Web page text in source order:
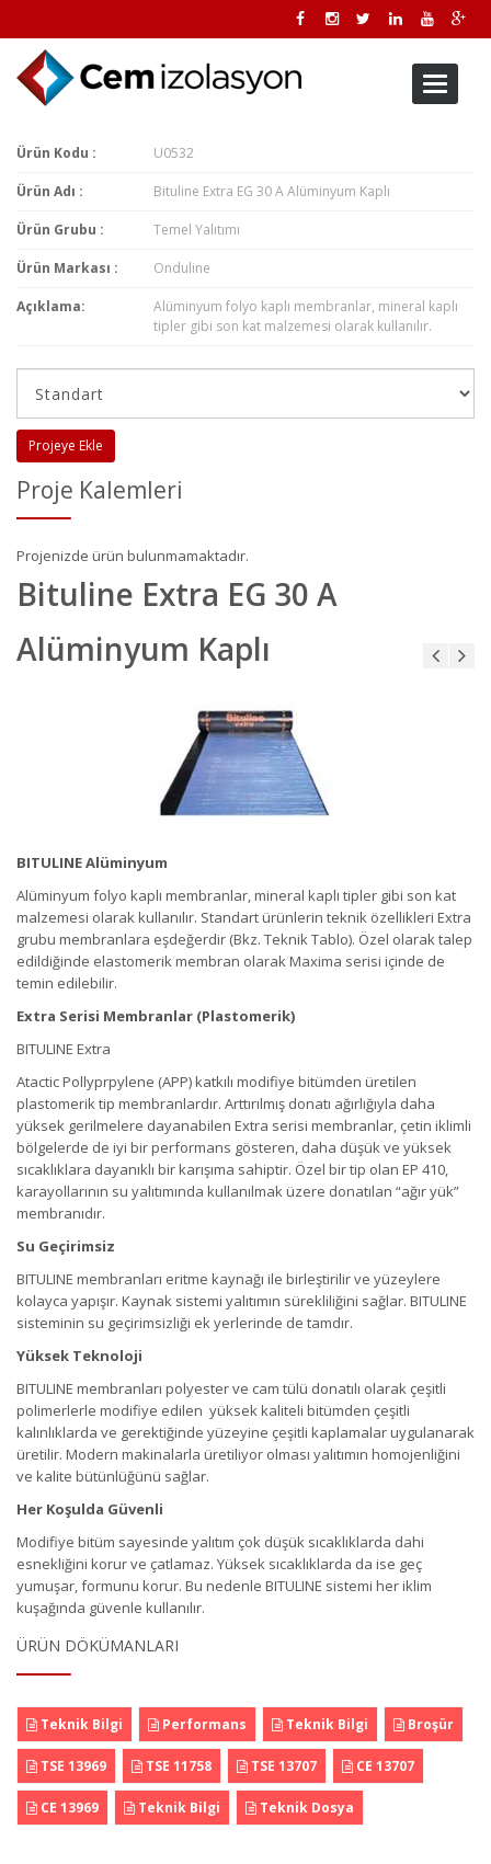
Toggle
Ürün Kodu : U0532
Ürün Adı : Bituline Extra EG 30 A Alüminyum Kaplı
Ürün Grubu : Temel Yalıtımı
Ürün Markası : Onduline
Açıklama:
Alüminyum folyo kaplı membranlar, mineral kaplı
tipler gibi son kat malzemesi olarak kullanılır.
Projeye Ekle
Proje Kalemleri
Projenizde ürün bulunmamaktadır.
Bituline Extra EG 30 A
Alüminyum Kaplı
BITULINE Alüminyum
Alüminyum folyo kaplı membranlar, mineral kaplı tipler gibi son kat
malzemesi olarak kullanılır. Standart ürünlerin teknik özellikleri Extra
grubu membranlara eşdeğerdir (Bkz. Teknik Tablo). Özel olarak talep
edildiğinde elastomerik membran olarak Maxima serisi içinde de
temin edilebilir.
Extra Serisi Membranlar (Plastomerik)
BITULINE Extra
Atactic Pollyprpylene (APP) katkılı modifiye bitümden üretilen
plastomerik tip membranlardır. Arttırılmış donatı ağırlığıyla daha
yüksek gerilmelere dayanabilen Extra serisi membranlar, çetin iklimli
bölgelerde de iyi bir performans gösteren, daha düşük ve yüksek
sıcaklıklara dayanıklı bir karışıma sahiptir. Özel bir tip olan EP 410,
karayollarının su yalıtımında kullanılmak üzere donatılan “ağır yük”
membranıdır.
Su Geçirimsiz
BITULINE membranları eritme kaynağı ile birleştirilir ve yüzeylere
kolayca yapışır. Kaynak sistemi yalıtımın sürekliliğini sağlar. BITULINE
sisteminin su geçirimsizliği ek yerlerinde de tamdır.
Yüksek Teknoloji
BITULINE membranları polyester ve cam tülü donatılı olarak çeşitli
polimerlerle modifiye edilen yüksek kaliteli bitümden çeşitli
kalınlıklarda ve gerektiğinde yüzeyine çeşitli kaplamalar uygulanarak
üretilir. Modern makinalarla üretiliyor olması yalıtımın homojenliğini
ve kalite bütünlüğünü sağlar.
Her Koşulda Güvenli
Modifiye bitüm sayesinde yalıtım çok düşük sıcaklıklarda dahi
esnekliğini korur ve çatlamaz. Yüksek sıcaklıklarda da ise geç
yumuşar, formunu korur. Bu nedenle BITULINE sistemi her iklim
kuşağında güvenle kullanılır.
ÜRÜN DÖKÜMANLARI
Teknik Bilgi Performans Teknik Bilgi Broşür
TSE 13969 TSE 11758 TSE 13707 CE 13707
CE 13969 Teknik Bilgi Teknik Dosya